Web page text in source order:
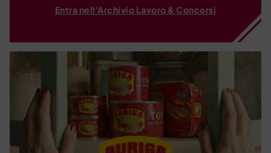
Entra nell'Archivio Lavoro & Concorsi